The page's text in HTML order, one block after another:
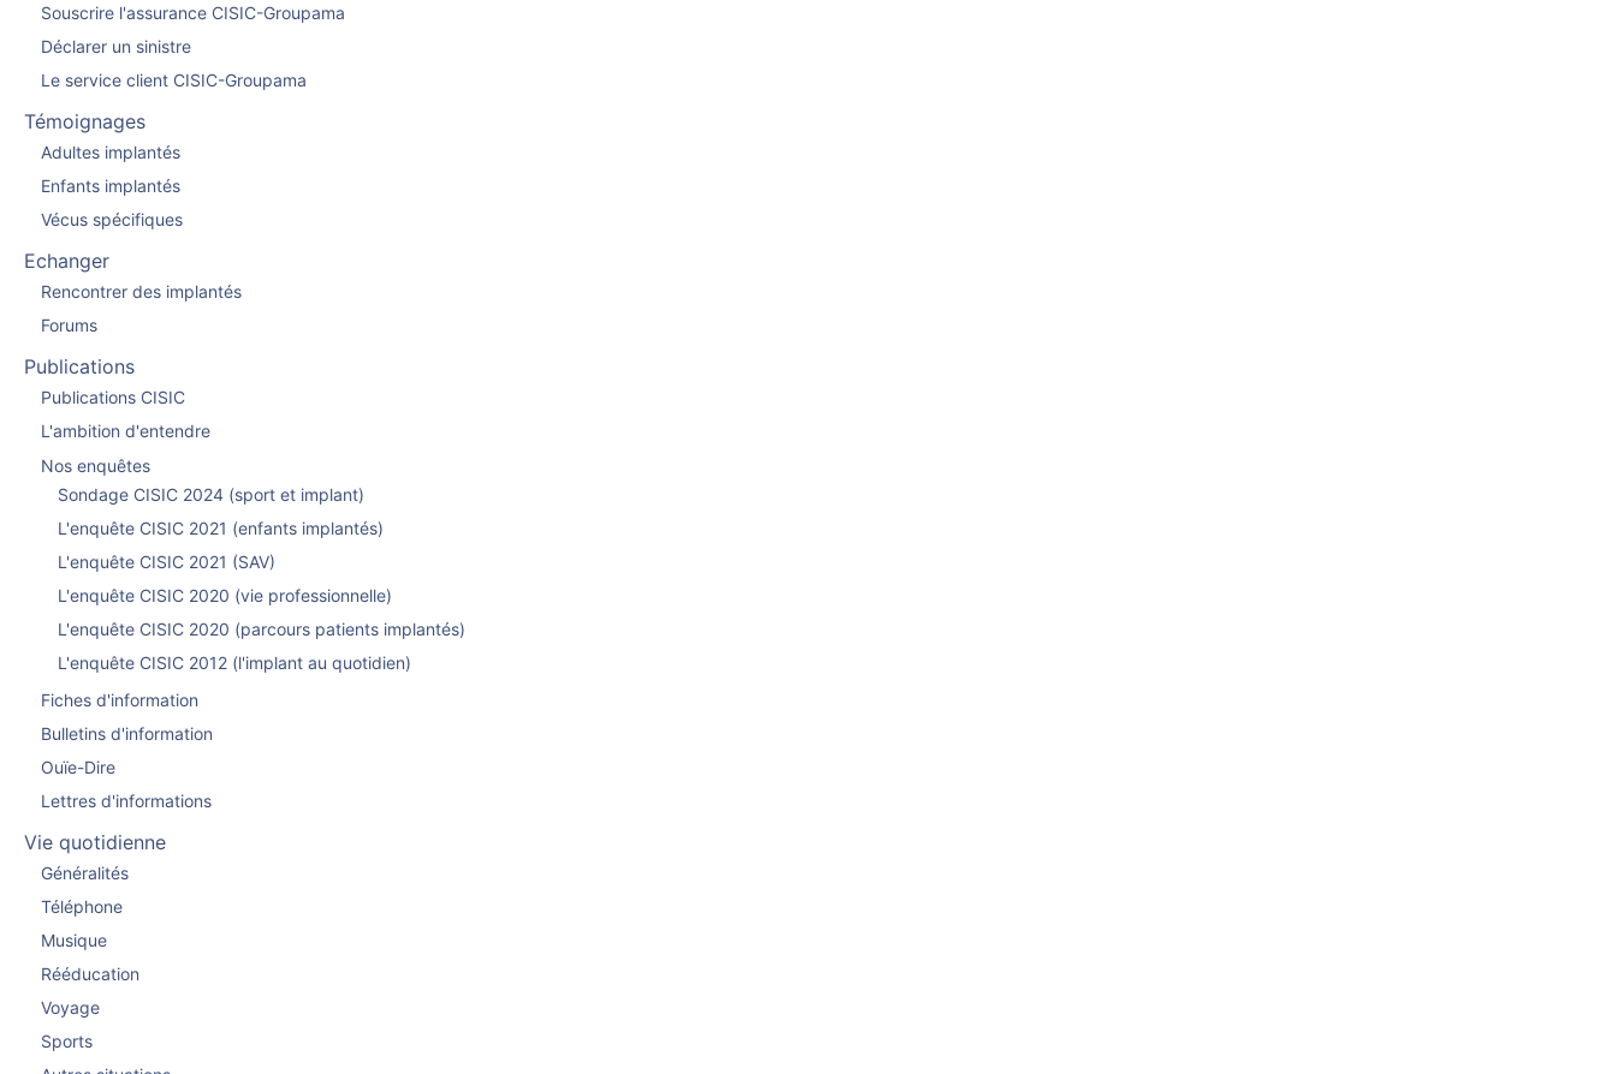
Souscrire l'assurance CISIC-Groupama
Déclarer un sinistre
Le service client CISIC-Groupama
Témoignages
Adultes implantés
Enfants implantés
Vécus spécifiques
Echanger
Rencontrer des implantés
Forums
Publications
Publications CISIC
L'ambition d'entendre
Nos enquêtes
Sondage CISIC 2024 (sport et implant)
L'enquête CISIC 2021 (enfants implantés)
L'enquête CISIC 2021 (SAV)
L'enquête CISIC 2020 (vie professionnelle)
L'enquête CISIC 2020 (parcours patients implantés)
L'enquête CISIC 2012 (l'implant au quotidien)
Fiches d'information
Bulletins d'information
Ouïe-Dire
Lettres d'informations
Vie quotidienne
Généralités
Téléphone
Musique
Rééducation
Voyage
Sports